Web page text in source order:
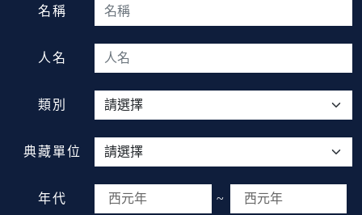
名稱
人名
類別
典藏單位
年代 ~